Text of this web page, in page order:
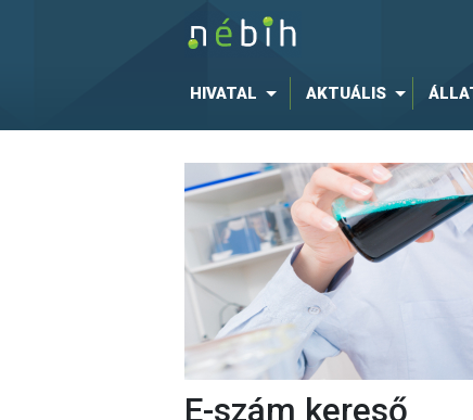
HIVATAL AKTUÁLIS
E-szám kereső